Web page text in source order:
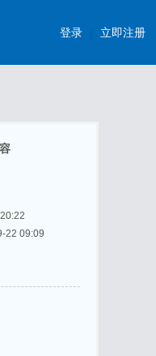
登录 立即注册
22 09:09